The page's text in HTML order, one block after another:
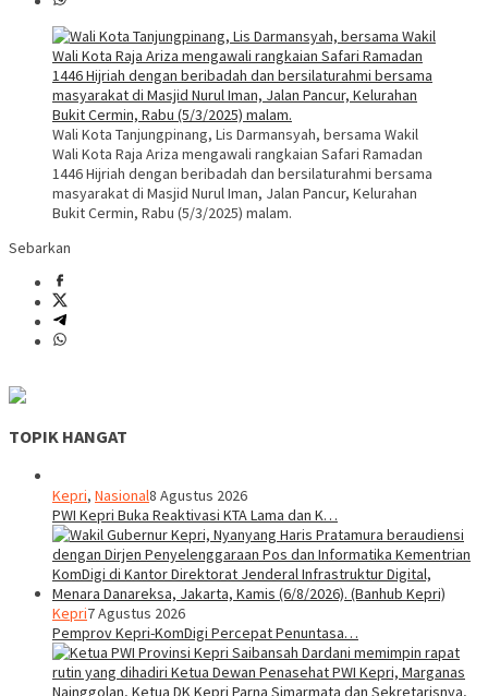
Wali Kota Tanjungpinang, Lis Darmansyah, bersama Wakil
Wali Kota Raja Ariza mengawali rangkaian Safari Ramadan
1446 Hijriah dengan beribadah dan bersilaturahmi bersama
masyarakat di Masjid Nurul Iman, Jalan Pancur, Kelurahan
Bukit Cermin, Rabu (5/3/2025) malam.
Sebarkan
TOPIK HANGAT
Kepri, Nasional8 Agustus 2026
PWI Kepri Buka Reaktivasi KTA Lama dan K…
Kepri7 Agustus 2026
Pemprov Kepri-KomDigi Percepat Penuntasa…